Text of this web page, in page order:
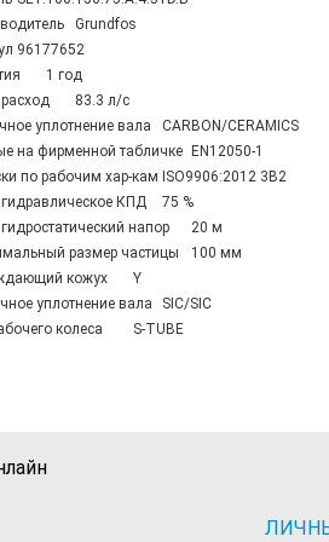
Grundfos
96177652
1 год
расход
83.3 л/с
уплотнение вала
CARBON/CERAMICS
на фирменной табличке
EN12050-1
по рабочим хар-кам ISO9906:2012 3B2
КПД
75 %
напор
20 м
размер частицы
100 мм
кожух
Y
уплотнение вала
SIC/SIC
колеса
S-TUBE